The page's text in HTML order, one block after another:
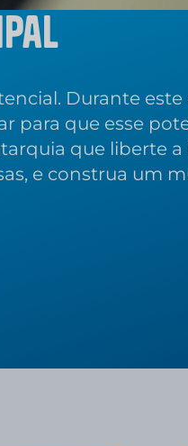
Durante
para que esse
que liberte a
e construa um